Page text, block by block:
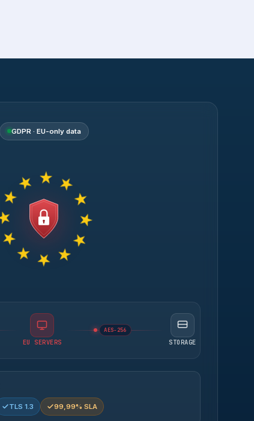
GDPR · EU-only data
EU SERVERS
AES-256
STORAGE
TLS 1.3 99,99% SLA